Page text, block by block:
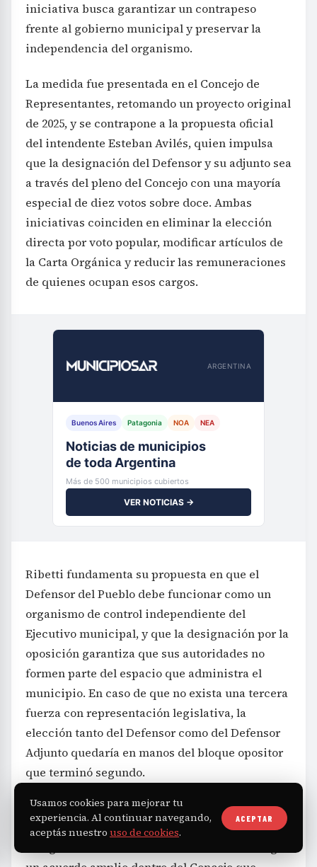
iniciativa busca garantizar un contrapeso
frente al gobierno municipal y preservar la
independencia del organismo.
La medida fue presentada en el Concejo de
Representantes, retomando un proyecto original
de 2025, y se contrapone a la propuesta oficial
del intendente Esteban Avilés, quien impulsa
que la designación del Defensor y su adjunto sea
a través del pleno del Concejo con una mayoría
especial de diez votos sobre doce. Ambas
iniciativas coinciden en eliminar la elección
directa por voto popular, modificar artículos de
la Carta Orgánica y reducir las remuneraciones
de quienes ocupan esos cargos.
ARGENTINA
Buenos Aires Patagonia NOA NEA
Noticias de municipios
de toda Argentina
Más de 500 municipios cubiertos
VER NOTICIAS →
Ribetti fundamenta su propuesta en que el
Defensor del Pueblo debe funcionar como un
organismo de control independiente del
Ejecutivo municipal, y que la designación por la
oposición garantiza que sus autoridades no
formen parte del espacio que administra el
municipio. En caso de que no exista una tercera
fuerza con representación legislativa, la
elección tanto del Defensor como del Defensor
Adjunto quedaría en manos del bloque opositor
que terminó segundo.
La diferencia clave con el proyecto del Ejecutivo
radica en quién tiene la responsabilidad de
Usamos cookies para mejorar tu
experiencia. Al continuar navegando,
aceptás nuestro uso de cookies.
ACEPTAR